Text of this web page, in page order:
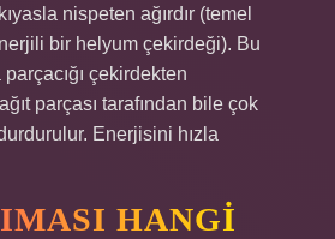
nispeten ağırdır (temel
bir helyum çekirdeği). Bu
çekirdekten
parçası tarafından bile çok
Enerjisini hızla
HANGI